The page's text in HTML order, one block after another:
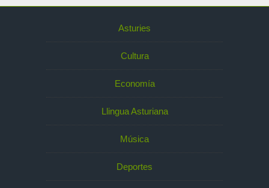
Asturies
Cultura
Economía
Llingua Asturiana
Música
Deportes